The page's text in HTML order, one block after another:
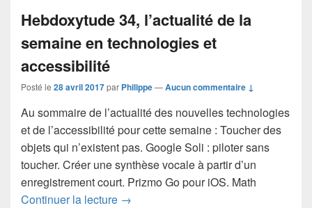
Hebdoxytude 34, l’actualité de la
semaine en technologies et
accessibilité
Posté le 28 avril 2017par Philippe—Aucun commentaire ↓
Au sommaire de l’actualité des nouvelles technologies
et de l’accessibilité pour cette semaine : Toucher des
objets qui n’existent pas. Google Soli : piloter sans
toucher. Créer une synthèse vocale à partir d’un
enregistrement court. Prizmo Go pour iOS. Math
Continuer la lecture Hebdoxytude 34, l’actualité de la
→